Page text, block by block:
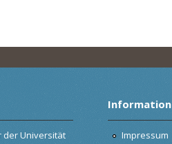
der Universität
Information
Impressum